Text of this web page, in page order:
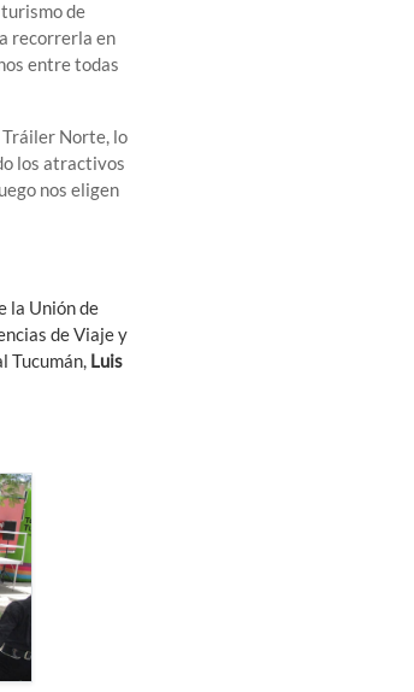
de
recorrerla en
entre todas
Tráiler Norte, lo
los atractivos
nos eligen
la Unión de
de Viaje y
Tucumán, Luis